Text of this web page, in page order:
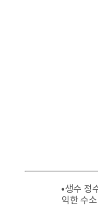
•생수 정
익한 수